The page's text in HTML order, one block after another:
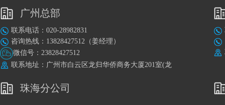
广州总部
联系电话：020-28982831
咨询热线：13828427512（姜经理）
微信号：23828427512
联系地址：广州市白云区龙归华侨商务大厦201室(龙
珠海分公司